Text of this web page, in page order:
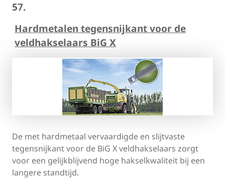
57.
Hardmetalen tegensnijkant voor de
veldhakselaars BiG X
De met hardmetaal vervaardigde en slijtvaste
tegensnijkant voor de BiG X veldhakselaars zorgt
voor een gelijkblijvend hoge hakselkwaliteit bij een
langere standtijd.